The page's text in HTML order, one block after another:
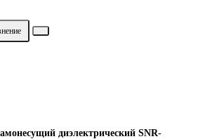
диэлектрический SNR-